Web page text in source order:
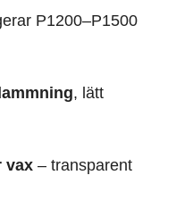
P1200–P1500
, lätt
vax – transparent